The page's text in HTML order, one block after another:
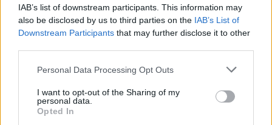
IAB’s list of downstream participants. This information may
also be disclosed by us to third parties on the IAB’s List of
Downstream Participants that may further disclose it to other
Please note that this website/app uses one or more Google
not limited to your visit or usage behaviour. You may click to
grant or deny consent to Google and its third-party tags to
use your data for below specified purposes in below Google
Personal Data Processing Opt Outs
I want to opt-out of the Sharing of my
personal data.
Opted In